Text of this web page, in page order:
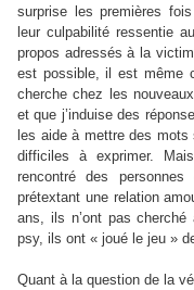
surprise les premières
leur culpabilité ressentie
propos adressés à la
est possible, il est même
cherche chez les
et que j’induise des
les aide à mettre des
difficiles à exprimer.
rencontré des
prétextant une relation
ans, ils n’ont pas
psy, ils ont « joué le jeu »
Quant à la question de la